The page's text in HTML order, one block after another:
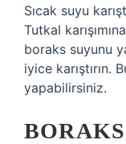
Sıcak suyu
Tutkal
boraks suyunu
iyice karıştırın.
yapabilirsiniz.